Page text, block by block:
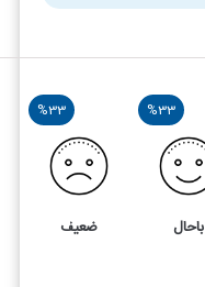
%33
باحال
%33
ضعیف